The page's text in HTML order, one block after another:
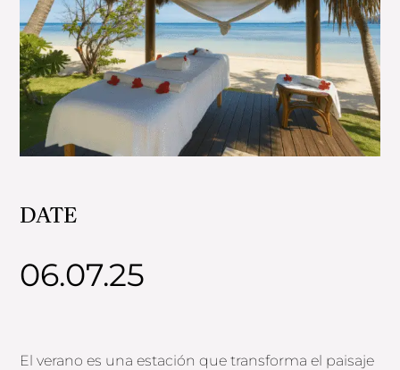
DATE
06.07.25
El verano es una estación que transforma el paisaje